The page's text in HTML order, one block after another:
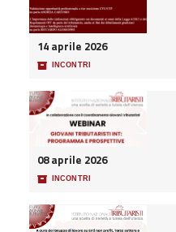
14 aprile 2026
📦 INCONTRI
08 aprile 2026
📦 INCONTRI